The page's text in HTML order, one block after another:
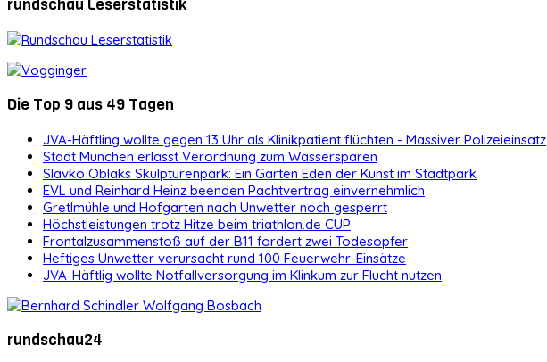
rundschau Leserstatistik
Die Top 9 aus 49 Tagen
JVA-Häftling wollte gegen 13 Uhr als Klinikpatient flüchten - Massiver Polizeieinsatz
Stadt München erlässt Verordnung zum Wassersparen
Slavko Oblaks Skulpturenpark: Ein Garten Eden der Kunst im Stadtpark
EVL und Reinhard Heinz beenden Pachtvertrag einvernehmlich
Gretlmühle und Hofgarten nach Unwetter noch gesperrt
Höchstleistungen trotz Hitze beim triathlon.de CUP
Frontalzusammenstoß auf der B11 fordert zwei Todesopfer
Heftiges Unwetter verursacht rund 100 Feuerwehr-Einsätze
JVA-Häftlig wollte Notfallversorgung im Klinkum zur Flucht nutzen
rundschau24